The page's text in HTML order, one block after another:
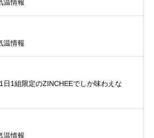
温情報
温情報
日1組限定のZINCHEEでしか味わえな
温情報